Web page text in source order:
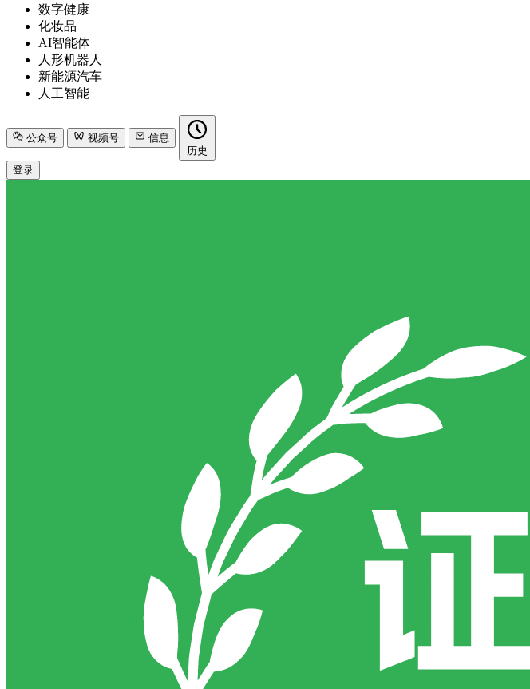
数字健康
化妆品
AI智能体
人形机器人
新能源汽车
人工智能
公众号 视频号
信息
历史
登录